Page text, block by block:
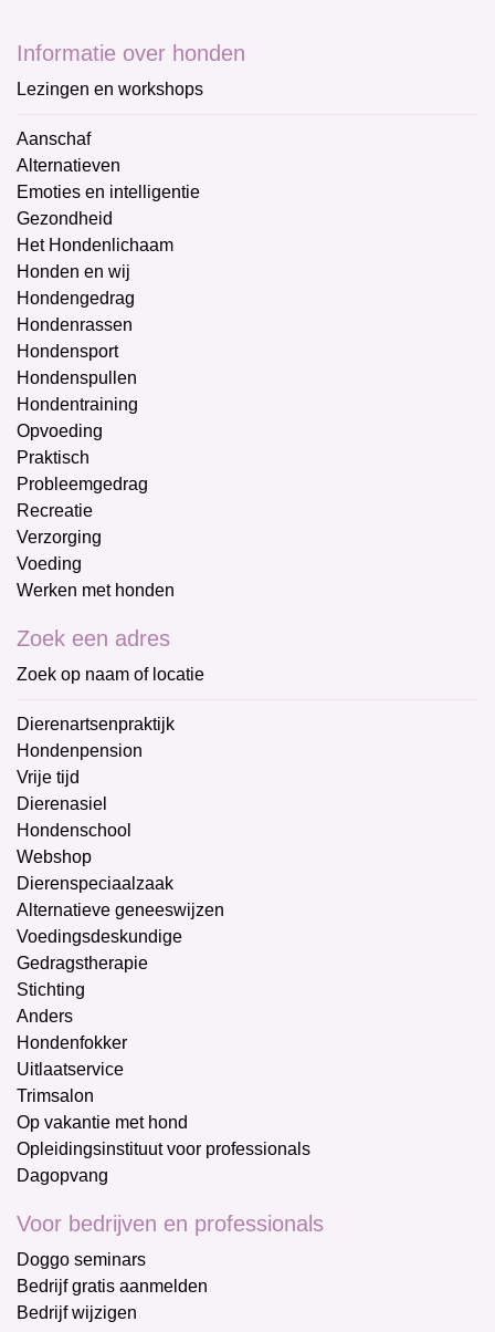
Informatie over honden
Lezingen en workshops
Aanschaf
Alternatieven
Emoties en intelligentie
Gezondheid
Het Hondenlichaam
Honden en wij
Hondengedrag
Hondenrassen
Hondensport
Hondenspullen
Hondentraining
Opvoeding
Praktisch
Probleemgedrag
Recreatie
Verzorging
Voeding
Werken met honden
Zoek een adres
Zoek op naam of locatie
Dierenartsenpraktijk
Hondenpension
Vrije tijd
Dierenasiel
Hondenschool
Webshop
Dierenspeciaalzaak
Alternatieve geneeswijzen
Voedingsdeskundige
Gedragstherapie
Stichting
Anders
Hondenfokker
Uitlaatservice
Trimsalon
Op vakantie met hond
Opleidingsinstituut voor professionals
Dagopvang
Voor bedrijven en professionals
Doggo seminars
Bedrijf gratis aanmelden
Bedrijf wijzigen